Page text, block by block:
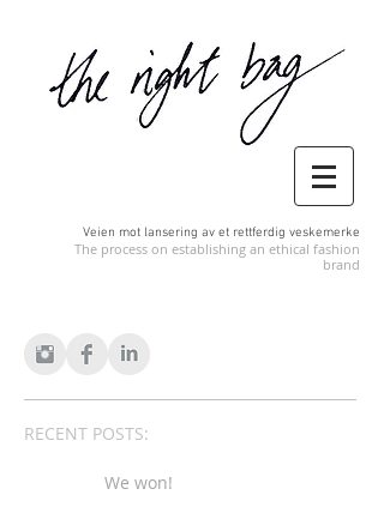
Veien mot lansering av et rettferdig veskemerke
The process on establishing an ethical fashion
brand
RECENT POSTS:
We won!